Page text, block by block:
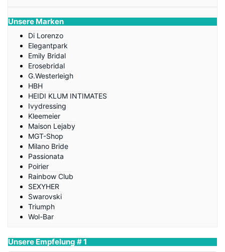
Unsere Marken
Di Lorenzo
Elegantpark
Emily Bridal
Erosebridal
G.Westerleigh
HBH
HEIDI KLUM INTIMATES
Ivydressing
Kleemeier
Maison Lejaby
MGT-Shop
Milano Bride
Passionata
Poirier
Rainbow Club
SEXYHER
Swarovski
Triumph
Wol-Bar
Unsere Empfelung # 1